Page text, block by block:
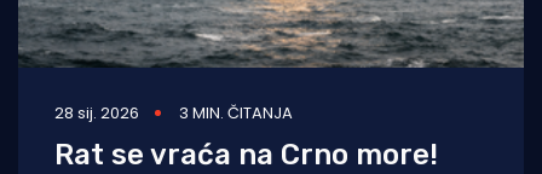
28 sij. 2026 3 MIN. ČITANJA
Rat se vraća na Crno more!